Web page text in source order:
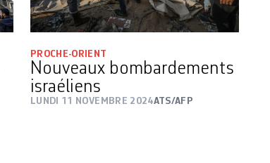
PROCHE-ORIENT
Nouveaux bombardements
israéliens
LUNDI 11 NOVEMBRE 2024ATS/AFP